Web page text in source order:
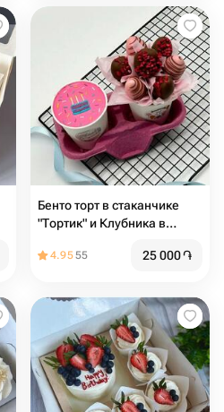
Бенто торт в стаканчике
"Тортик" и Клубника в
рождения
4.9555 25 000֏